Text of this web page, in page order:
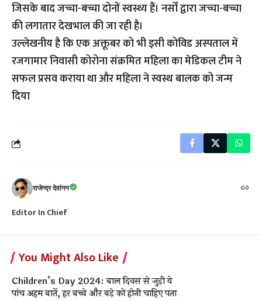
जिसके बाद जच्चा-बच्चा दोनों स्वस्थ्य हैं। नर्सों द्वारा जच्चा-बच्चा
की लगातार देखभाल की जा रही है।
उल्लेखनीय है कि एक अक्तूबर को भी इसी कोविड अस्पताल में
रजगामार निवासी कोरोना संक्रमित महिला का मेडिकल टीम ने
सफल प्रसव कराया था और महिला ने स्वस्थ बालक को जन्म
दिया
राजेन्द्र देवांगन
Editor In Chief
You Might Also Like
Children’s Day 2024: बाल दिवस से जुड़ी ये
पांच अहम बातें, हर बच्चे और बड़े को होनी चाहिए पता